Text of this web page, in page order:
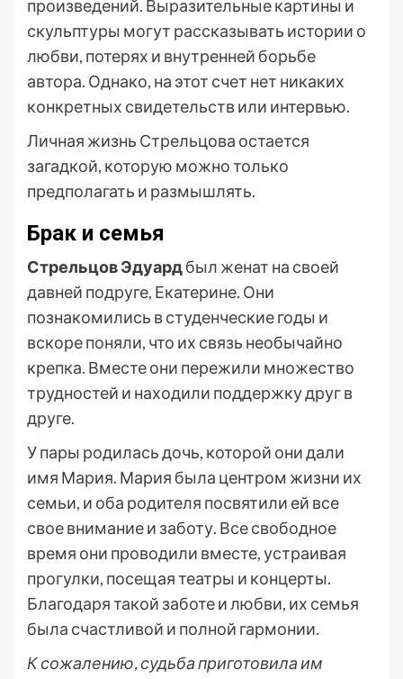
произведений. Выразительные картины и
скульптуры могут рассказывать истории о
любви, потерях и внутренней борьбе
автора. Однако, на этот счет нет никаких
конкретных свидетельств или интервью.
Личная жизнь Стрельцова остается
загадкой, которую можно только
предполагать и размышлять.
Брак и семья
Стрельцов Эдуардбыл женат на своей
давней подруге, Екатерине. Они
познакомились в студенческие годы и
вскоре поняли, что их связь необычайно
крепка. Вместе они пережили множество
трудностей и находили поддержку друг в
друге.
У пары родилась дочь, которой они дали
имя Мария. Мария была центром жизни их
семьи, и оба родителя посвятили ей все
свое внимание и заботу. Все свободное
время они проводили вместе, устраивая
прогулки, посещая театры и концерты.
Благодаря такой заботе и любви, их семья
была счастливой и полной гармонии.
К сожалению, судьба приготовила им